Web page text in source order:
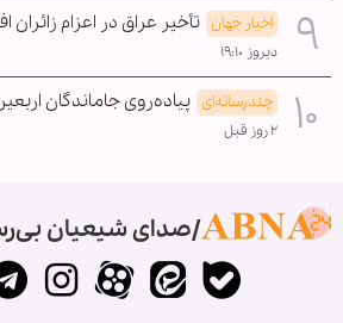
اخبار جهان تأخیر عراق در اعزام زائران
دیروز ۱۹:۱۰
چندرسانه‌ای پیاده‌روی جاماندگان
۲ روز قبل
صدای شیعیان